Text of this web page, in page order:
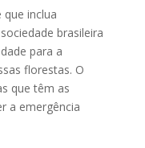
inclua
brasileira
para a
florestas. O
que têm as
a emergência